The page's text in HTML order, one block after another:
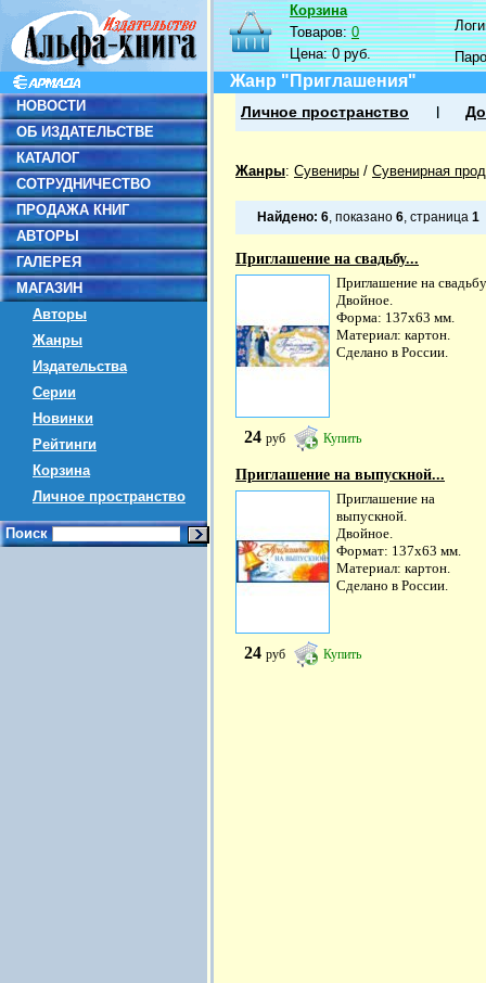
НОВОСТИ
ОБ ИЗДАТЕЛЬСТВЕ
КАТАЛОГ
СОТРУДНИЧЕСТВО
ПРОДАЖА КНИГ
АВТОРЫ
ГАЛЕРЕЯ
МАГАЗИН
Авторы
Жанры
Издательства
Серии
Новинки
Рейтинги
Корзина
Личное пространство
Поиск
Корзина
Товаров:0
Цена:0 руб.
Жанр "Приглашения"
Личное пространство
Жанры: Сувениры / Сувенирная
Найдено: 6, показано 6, страница 1
Приглашение на свадьбу...
Приглашение на
Двойное.
Форма: 137х63 мм.
Материал: картон.
Сделано в России.
24 руб Купить
Приглашение на выпускной...
Приглашение на
выпускной.
Двойное.
Формат: 137х63 мм.
Материал: картон.
Сделано в России.
24 руб Купить